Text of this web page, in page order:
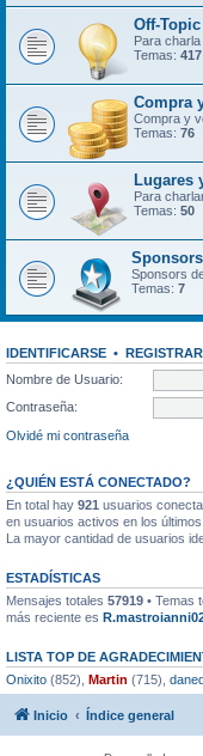
Off-Topic
Para
Temas: 417
Compra
Compra y
Temas: 76
Lugares
Para
Temas: 50
Sponsors
Sponsors
Temas: 7
IDENTIFICARSE •
Nombre de Usuario:
Contraseña:
Olvidé mi contraseña
¿QUIÉN ESTÁ CONECTADO?
En total hay 921 usuarios
en usuarios activos en los
La mayor cantidad de usuarios
ESTADÍSTICAS
Mensajes totales 57919 • Temas
más reciente es
LISTA TOP DE
Onixito (852), Martin (715),
Inicio Índice general